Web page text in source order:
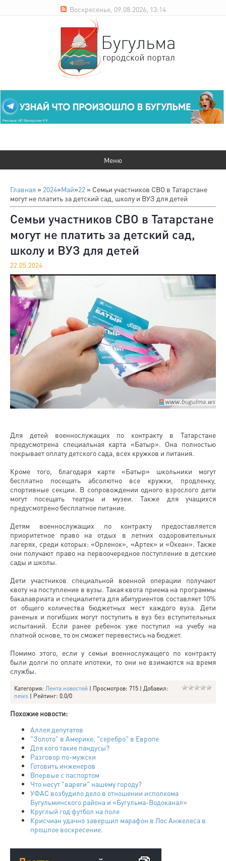
Воскресенье, 09.08.2026, 13:14
Главная » 2024»Май»22 » Семьи участников СВО в Татарстане
могут не платить за детский сад, школу и ВУЗ для детей
Семьи участников СВО в Татарстане
могут не платить за детский сад,
школу и ВУЗ для детей
22.05.2024
Для детей военнослужащих по контракту в Татарстане
предусмотрена специальная карта «Батыр». Она полностью
покрывает оплату детского сада, всех кружков и питания.
Кроме того, благодаря карте «Батыр» школьники могут
бесплатно посещать абсолютно все кружки, продленку,
спортивные секции. В сопровождении одного взрослого дети
могут посещать театры и музеи. Также для учащихся
предусмотрено бесплатное питание.
Детям военнослужащих по контракту предоставляется
приоритетное право на отдых в летних оздоровительных
лагерях, среди которых: «Орленок», «Артек» и «Океан». Также
они получают право на первоочередное поступление в детские
сады и школы.
Дети участников специальной военной операции получают
квоту на поступление в вузы. Такая квота приема на программы
бакалавриата и специалитета для абитуриентов составляет 10%
от общего количества бюджетных мест каждого вуза. Дети
раненых и погибших могут поступить в вуз без вступительных
испытаний. Если ранее ребенок уже поступил на учебу на
платной основе, то он сможет перевестись на бюджет.
Помимо этого, если у семьи военнослужащего по контракту
были долги по оплате ипотеки, то они не взимаются на время
службы.
Категория: Лента новостей | Просмотров: 715 | Добавил:
news | Рейтинг: 0.0/0
Похожие новости:
Аллея депутатов
"Золото" в Америке, "серебро" в Европе
Для кого такие пандусы?
Разговор по-мужски
Готовить инженеров
Впервые с паспортом
Что несут "варяги" нашему городу?
УФАС возбудило дело в отношении исполкома
Бугульминского района и «Бугульма-Водоканал»
Круглый год футбол на поле
Крисчиан удачно завершил марафон в Лос Анжелеса в
прошлое воскресение.